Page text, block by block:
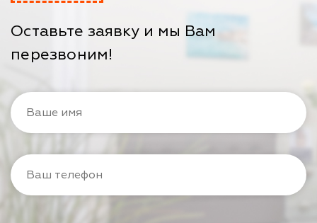
Оставьте заявку и мы Вам
перезвоним!